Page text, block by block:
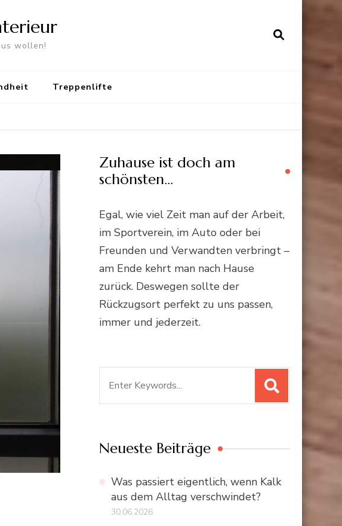
wollen!
Treppenlifte
Zuhause ist doch am
schönsten…
Egal, wie viel Zeit man auf der Arbeit,
im Sportverein, im Auto oder bei
Freunden und Verwandten verbringt –
am Ende kehrt man nach Hause
zurück. Deswegen sollte der
Rückzugsort perfekt zu uns passen,
immer und jederzeit.
Neueste Beiträge
Was passiert eigentlich, wenn Kalk
aus dem Alltag verschwindet?
30.06.2026